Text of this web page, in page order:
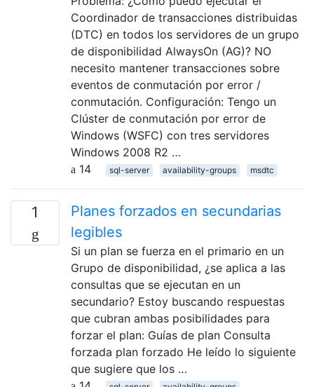
Coordinador de transacciones distribuidas
(DTC) en todos los servidores de un grupo
de disponibilidad AlwaysOn (AG)? NO
necesito mantener transacciones sobre
eventos de conmutación por error /
conmutación. Configuración: Tengo un
Clúster de conmutación por error de
Windows (WSFC) con tres servidores
Windows 2008 R2 …
14
sql-server availability-groups msdtc
1
Planes forzados en secundarias
legibles
Si un plan se fuerza en el primario en un
Grupo de disponibilidad, ¿se aplica a las
consultas que se ejecutan en un
secundario? Estoy buscando respuestas
que cubran ambas posibilidades para
forzar el plan: Guías de plan Consulta
forzada plan forzado He leído lo siguiente
que sugiere que los …